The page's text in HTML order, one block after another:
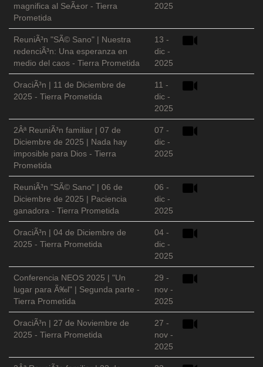
magnifica al SeÃ±or - Tierra
Prometida
2025
ReuniÃ³n "SÃ© Sano" | Nuestra
redenciÃ³n: Una esperanza en
medio del caos - Tierra Prometida
13 -
dic -
2025
OraciÃ³n | 11 de Diciembre de
2025 - Tierra Prometida
11 -
dic -
2025
2Âª ReuniÃ³n familiar | 07 de
Diciembre de 2025 | Nada hay
imposible para Dios - Tierra
Prometida
07 -
dic -
2025
ReuniÃ³n "SÃ© Sano" | 06 de
Diciembre de 2025 | Paciencia
ganadora - Tierra Prometida
06 -
dic -
2025
OraciÃ³n | 04 de Diciembre de
2025 - Tierra Prometida
04 -
dic -
2025
Conferencia NEOS 2025 | "Un
lugar para Ã‰l" | Segunda parte -
Tierra Prometida
29 -
nov -
2025
OraciÃ³n | 27 de Noviembre de
2025 - Tierra Prometida
27 -
nov -
2025